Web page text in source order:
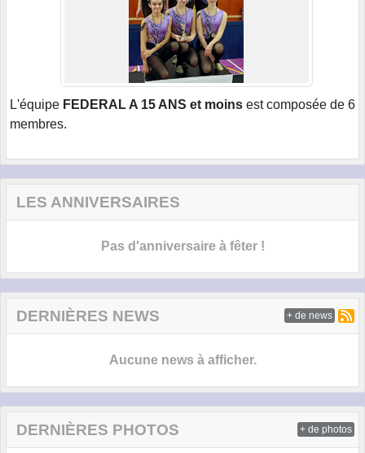
L'équipe FEDERAL A 15 ANS et moins est composée de 6
membres.
LES ANNIVERSAIRES
Pas d'anniversaire à fêter !
DERNIÈRES NEWS
Aucune news à afficher.
+ de news
DERNIÈRES PHOTOS + de photos